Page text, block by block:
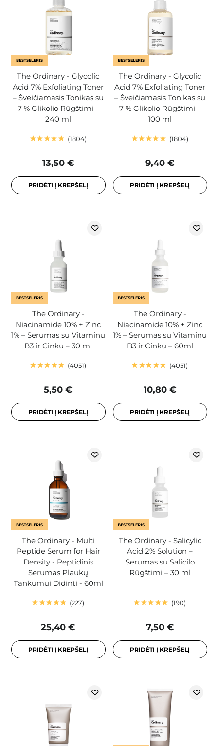
BESTSELERIS
The Ordinary - Glycolic
Acid 7% Exfoliating Toner
– Šveičiamasis Tonikas su
7 % Glikolio Rūgštimi –
240 ml
1804
13,50 €
PRIDĖTI Į KREPŠELĮ
BESTSELERIS
The Ordinary - Glycolic
Acid 7% Exfoliating Toner
– Šveičiamasis Tonikas su
7 % Glikolio Rūgštimi –
100 ml
1804
9,40 €
PRIDĖTI Į KREPŠELĮ
BESTSELERIS
The Ordinary -
Niacinamide 10% + Zinc
1% – Serumas su Vitaminu
B3 ir Cinku – 30 ml
4051
5,50 €
PRIDĖTI Į KREPŠELĮ
BESTSELERIS
The Ordinary -
Niacinamide 10% + Zinc
1% – Serumas su Vitaminu
B3 ir Cinku – 60ml
4051
10,80 €
PRIDĖTI Į KREPŠELĮ
BESTSELERIS
The Ordinary - Multi
Peptide Serum for Hair
Density - Peptidinis
Serumas Plaukų
Tankumui Didinti - 60ml
227
25,40 €
PRIDĖTI Į KREPŠELĮ
BESTSELERIS
The Ordinary - Salicylic
Acid 2% Solution –
Serumas su Salicilo
Rūgštimi – 30 ml
190
7,50 €
PRIDĖTI Į KREPŠELĮ